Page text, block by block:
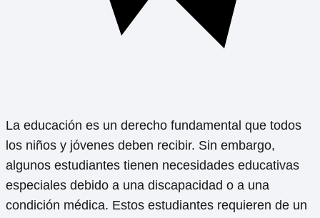
La educación es un derecho fundamental que todos
los niños y jóvenes deben recibir. Sin embargo,
algunos estudiantes tienen necesidades educativas
especiales debido a una discapacidad o a una
condición médica. Estos estudiantes requieren de un